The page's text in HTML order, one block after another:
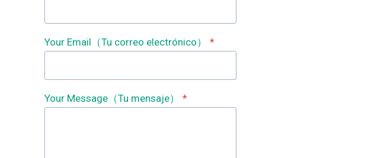
Your Email（Tu correo electrónico） *
Your Message（Tu mensaje） *